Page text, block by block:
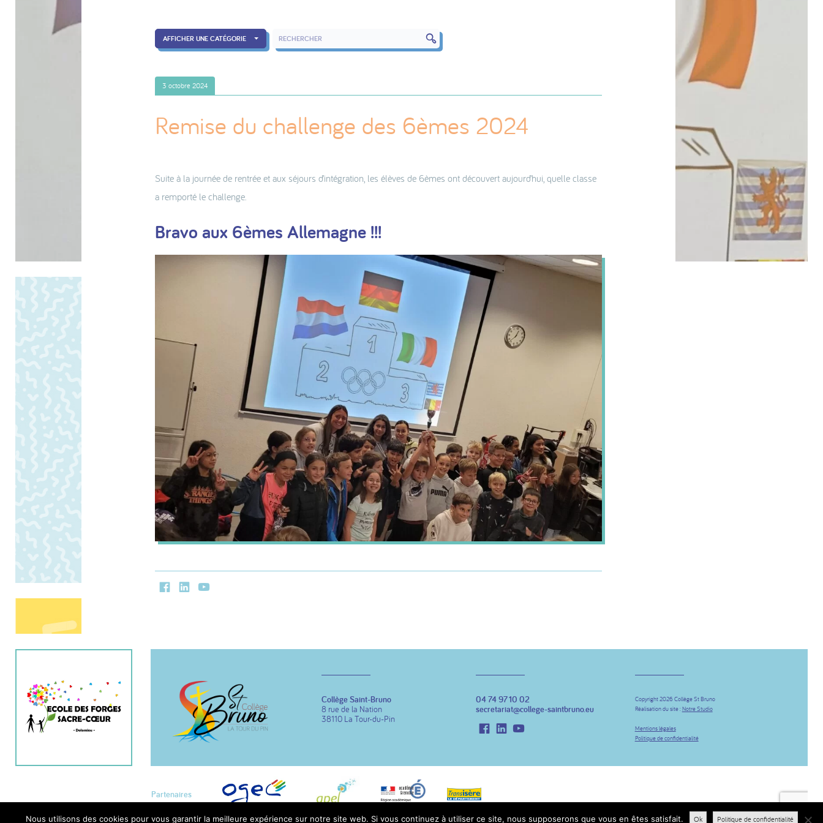
AFFICHER UNE CATÉGORIE RECHERCHER DANS LES ARTICLES
3 octobre 2024
Remise du challenge des 6èmes 2024
Suite à la journée de rentrée et aux séjours d’intégration, les élèves de 6èmes ont découvert aujourd’hui, quelle classe
a remporté le challenge.
Bravo aux 6èmes Allemagne !!!
FacebookLinkedInYoutube
Collège Saint-Bruno
8 rue de la Nation
38110 La Tour-du-Pin
04 74 97 10 02
secretariat@college-saintbruno.eu
FacebookLinkedIn
Copyright 2026 Collège St Bruno
Réalisation du site : Notre Studio
Mentions légales
Politique de confidentialité
Partenaires
Nous utilisons des cookies pour vous garantir la meilleure expérience sur notre site web. Si vous continuez à utiliser ce site, nous supposerons que vous en êtes satisfait. Ok Politique de confidentialité